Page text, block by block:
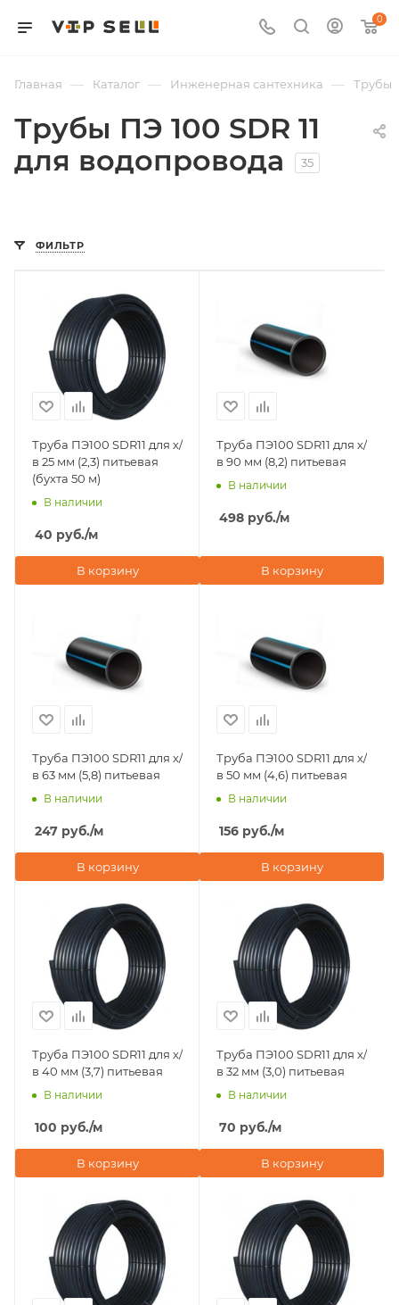
0
Главная — Каталог — Инженерная сантехника — Трубы
Трубы ПЭ 100 SDR 11
для водопровода
35
ФИЛЬТР
Труба ПЭ100 SDR11 для х/
в 25 мм (2,3) питьевая
(бухта 50 м)
В наличии
40 руб./м
В корзину
Труба ПЭ100 SDR11 для х/
в 90 мм (8,2) питьевая
В наличии
498 руб./м
В корзину
Труба ПЭ100 SDR11 для х/
в 63 мм (5,8) питьевая
В наличии
247 руб./м
В корзину
Труба ПЭ100 SDR11 для х/
в 50 мм (4,6) питьевая
В наличии
156 руб./м
В корзину
Труба ПЭ100 SDR11 для х/
в 40 мм (3,7) питьевая
В наличии
100 руб./м
В корзину
Труба ПЭ100 SDR11 для х/
в 32 мм (3,0) питьевая
В наличии
70 руб./м
В корзину